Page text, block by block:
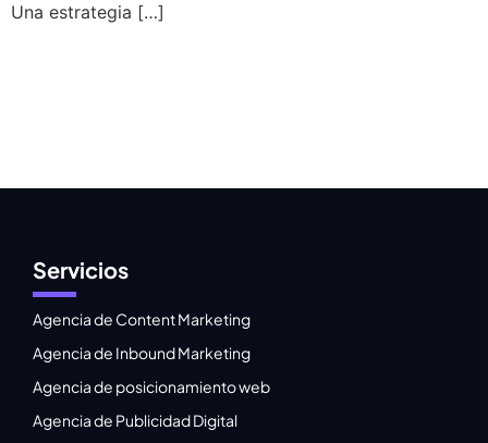
Una estrategia […]
Servicios
Agencia de Content Marketing
Agencia de Inbound Marketing
Agencia de posicionamiento web
Agencia de Publicidad Digital